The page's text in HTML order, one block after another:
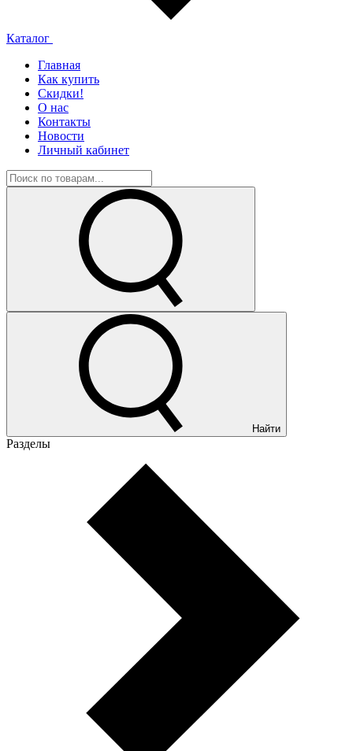
Каталог
Главная
Как купить
Скидки!
О нас
Контакты
Новости
Личный кабинет
Найти
Разделы